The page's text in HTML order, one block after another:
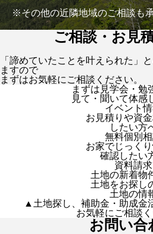
※その他の近隣地域のご相談も
ご相談・お見
「諦めていたことを叶えられた」
ますので
まずはお気軽にご相談ください。
まずは見学会・勉
見て・聞いて体感
イベント
お見積りや資
したい方
無料個別
お家でじっく
確認したい
資料請求
土地の新着物
土地をお探し
土地の情
▲土地探し、補助金・助成金
お気軽にご相談く
お問い合